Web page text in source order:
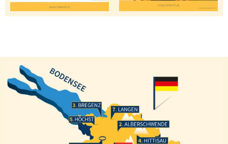
Bregenz
Langen
Alberschwende
Höchst